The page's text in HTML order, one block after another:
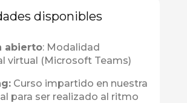
disponibles
abierto: Modalidad
virtual (Microsoft Teams)
Curso impartido en nuestra
para ser realizado al ritmo